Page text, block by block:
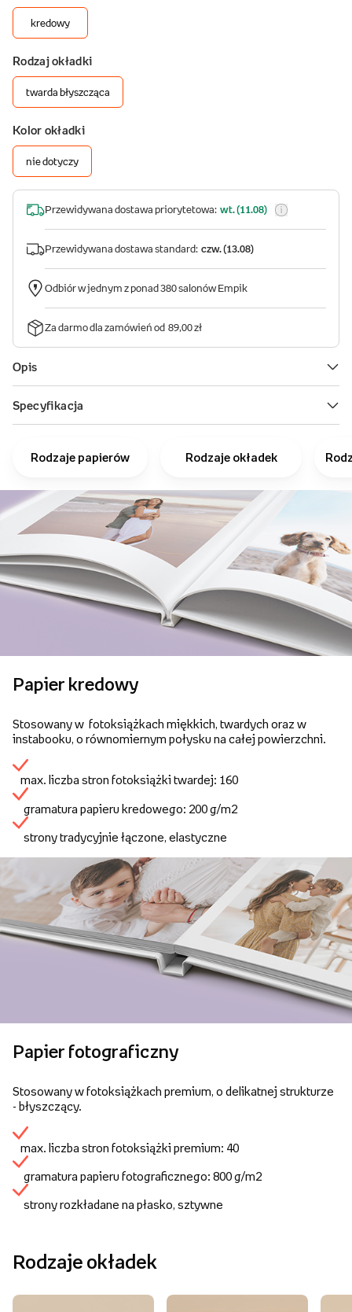
Rodzaje papierów Rodzaje okładek
Papier kredowy
Stosowany w fotoksiążkach miękkich, twardych oraz w
instabooku, o równomiernym połysku na całej powierzchni.
max. liczba stron fotoksiążki twardej: 160
gramatura papieru kredowego: 200 g/m2
strony tradycyjnie łączone, elastyczne
Papier fotograficzny
Stosowany w fotoksiążkach premium, o delikatnej strukturze
- błyszczący.
max. liczba stron fotoksiążki premium: 40
gramatura papieru fotograficznego: 800 g/m2
strony rozkładane na płasko, sztywne
Rodzaje okładek